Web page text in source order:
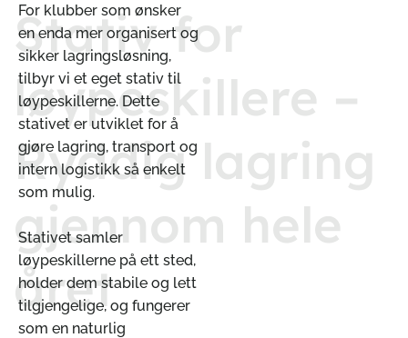
Stativ for
løypeskillere –
Ryddig lagring
gjennom hele
året
For klubber som ønsker
en enda mer organisert og
sikker lagringsløsning,
tilbyr vi et eget stativ til
løypeskillerne. Dette
stativet er utviklet for å
gjøre lagring, transport og
intern logistikk så enkelt
som mulig.
Stativet samler
løypeskillerne på ett sted,
holder dem stabile og lett
tilgjengelige, og fungerer
som en naturlig